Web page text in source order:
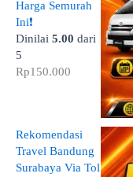
Harga Semurah
Ini❗
Dinilai 5.00 dari
5
Rp150.000
Rekomendasi
Travel Bandung
Surabaya Via Tol